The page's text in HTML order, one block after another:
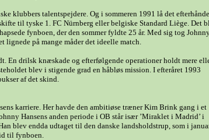
klubbers talentspejdere. Og i sommeren 1991 lå det
til tyske 1. FC Nürnberg eller belgiske Standard Liège. Det
fynboen, der den sommer fyldte 25 år. Med sig tog
lignede på mange måder det ideelle match.
En drilsk knæskade og efterfølgende operationer holdt mere
blev i stigende grad en håbløs mission. I efteråret 1993
af det skind.
karriere. Her havde den ambitiøse træner Kim Brink gang i et
Hansens anden periode i OB står især ’Miraklet i Madrid’ i
blev endda udtaget til den danske landsholdstrup, som i
til fynboen.